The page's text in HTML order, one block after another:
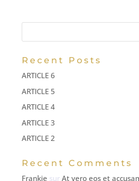
r
a
t
v
e
:
Recent Posts
ARTICLE 6
ARTICLE 5
ARTICLE 4
ARTICLE 3
ARTICLE 2
Recent Comments
Frankie sur At vero eos et